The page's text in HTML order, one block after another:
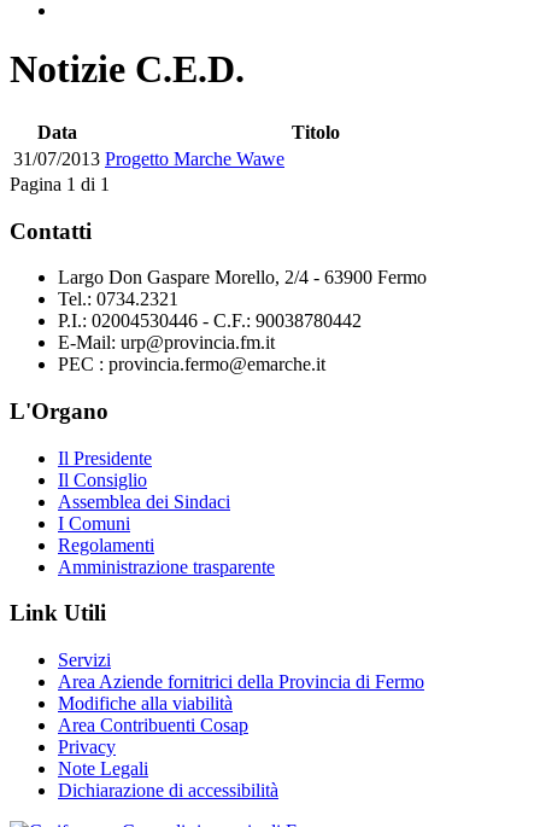
Notizie C.E.D.
Data
Titolo
31/07/2013 Progetto Marche Wawe
Pagina 1 di 1
Contatti
Largo Don Gaspare Morello, 2/4 - 63900 Fermo
Tel.: 0734.2321
P.I.: 02004530446 - C.F.: 90038780442
E-Mail: urp@provincia.fm.it
PEC : provincia.fermo@emarche.it
L'Organo
Il Presidente
Il Consiglio
Assemblea dei Sindaci
I Comuni
Regolamenti
Amministrazione trasparente
Link Utili
Servizi
Area Aziende fornitrici della Provincia di Fermo
Modifiche alla viabilità
Area Contribuenti Cosap
Privacy
Note Legali
Dichiarazione di accessibilità